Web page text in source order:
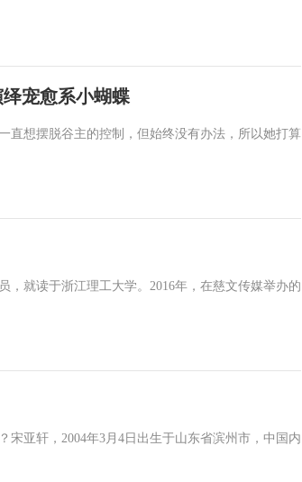
宠愈系小蝴蝶
直想摆脱谷主的控制，但始终没有办法，所以她打算
，就读于浙江理工大学。2016年，在慈文传媒举办的
亚轩，2004年3月4日出生于山东省滨州市，中国内